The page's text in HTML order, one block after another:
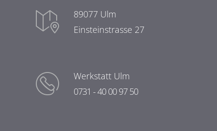
89077 Ulm
Einsteinstrasse 27
Werkstatt Ulm
0731 - 40 00 97 50